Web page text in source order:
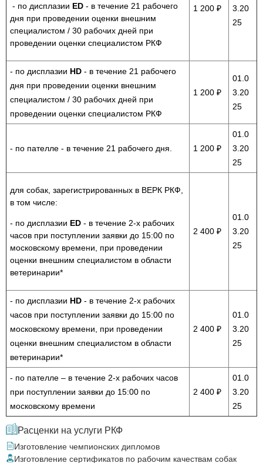
- по дисплазии ED- в течение 21 рабочего
дня при проведении оценки внешним
специалистом / 30 рабочих дней при
проведении оценки специалистом РКФ
1 200 ₽
3.20
25
- по дисплазии HD- в течение 21 рабочего
дня при проведении оценки внешним
специалистом / 30 рабочих дней при
проведении оценки специалистом РКФ
1 200 ₽
01.0
3.20
25
- по пателле - в течение 21 рабочего дня. 1 200 ₽
01.0
3.20
25
для собак, зарегистрированных в ВЕРК РКФ,
в том числе:
- по дисплазии ED- в течение 2-х рабочих
часов при поступлении заявки до 15:00 по
московскому времени, при проведении
оценки внешним специалистом в области
ветеринарии*
2 400 ₽
01.0
3.20
25
- по дисплазии HD- в течение 2-х рабочих
часов при поступлении заявки до 15:00 по
московскому времени, при проведении
оценки внешним специалистом в области
ветеринарии*
2 400 ₽
01.0
3.20
25
- по пателле – в течение 2-х рабочих часов
при поступлении заявки до 15:00 по
московскому времени
2 400 ₽
01.0
3.20
25
Расценки на услуги РКФ
Изготовление чемпионских дипломов
Изготовление сертификатов по рабочим качествам собак